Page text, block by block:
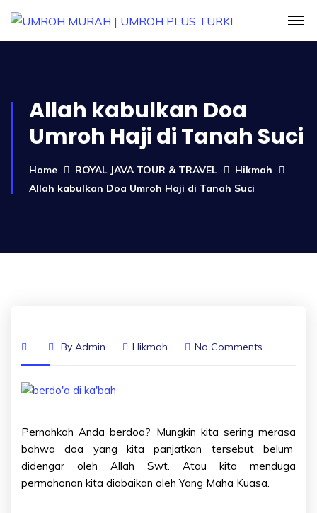
Allah kabulkan Doa
Umroh Haji di Tanah Suci
Home ROYAL JAVA TOUR & TRAVEL
Hikmah
Allah kabulkan Doa Umroh Haji di Tanah Suci
By Admin Hikmah No Comments
Pernahkah Anda berdoa? Mungkin kita sering merasa
bahwa doa yang kita panjatkan tersebut belum
didengar oleh Allah Swt. Atau kita menduga
permohonan kita diabaikan oleh Yang Maha Kuasa.